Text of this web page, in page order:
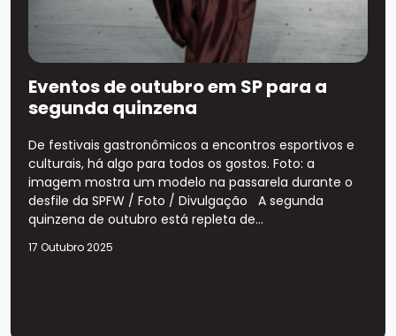
Eventos de outubro em SP para a
segunda quinzena
De festivais gastronômicos a encontros esportivos e
culturais, há algo para todos os gostos. Foto: a
imagem mostra um modelo na passarela durante o
desfile da SPFW / Foto / Divulgação A segunda
quinzena de outubro está repleta de...
17 Outubro 2025